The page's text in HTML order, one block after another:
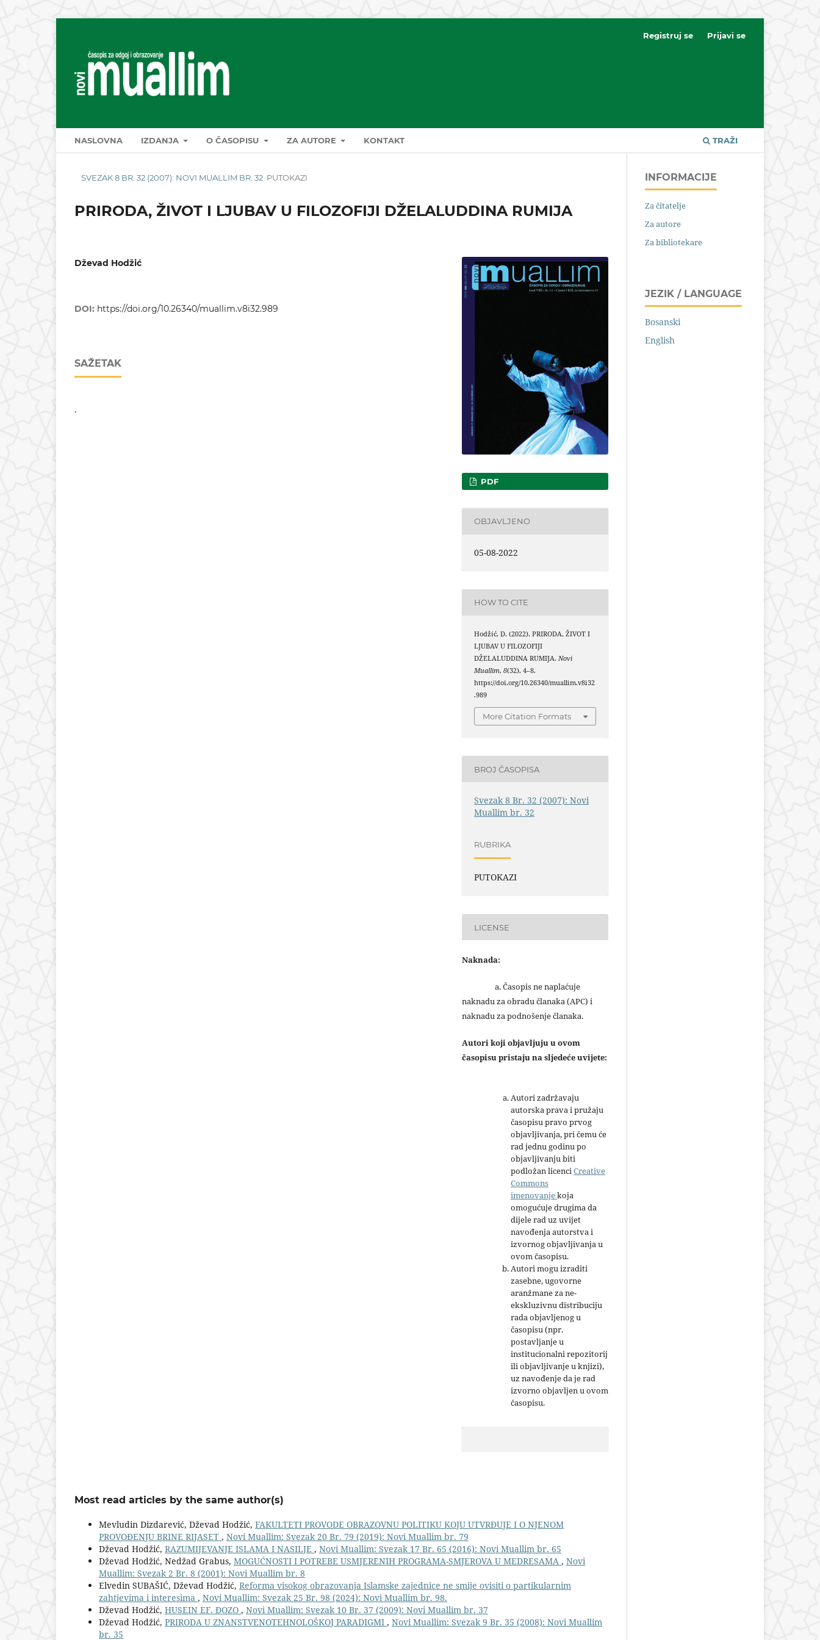
NASLOVNA IZDANJA O ČASOPISU ZA AUTORE KONTAKT TRAŽI
Registruj se Prijavi se
SVEZAK 8 BR. 32 (2007): NOVI MUALLIM BR. 32 PUTOKAZI
PRIRODA, ŽIVOT I LJUBAV U FILOZOFIJI DŽELALUDDINA RUMIJA
Dževad Hodžić
DOI: https://doi.org/10.26340/muallim.v8i32.989
SAŽETAK
.
PDF
OBJAVLJENO
05-08-2022
HOW TO CITE
Hodžić, D. (2022). PRIRODA, ŽIVOT I
LJUBAV U FILOZOFIJI
DŽELALUDDINA RUMIJA. Novi
Muallim,8(32), 4–8.
https://doi.org/10.26340/muallim.v8i32
.989
More Citation Formats
BROJ ČASOPISA
Svezak 8 Br. 32 (2007): Novi
Muallim br. 32
RUBRIKA
PUTOKAZI
LICENSE
Naknada:
a. Časopis ne naplaćuje
naknadu za obradu članaka (APC) i
naknadu za podnošenje članaka.
Autori koji objavljuju u ovom
časopisu pristaju na sljedeće uvijete:
Autori zadržavaju
autorska prava i pružaju
časopisu pravo prvog
objavljivanja, pri čemu će
rad jednu godinu po
objavljivanju biti
podložan licenciCreative
Commons
imenovanjekoja
omogućuje drugima da
dijele rad uz uvijet
navođenja autorstva i
izvornog objavljivanja u
ovom časopisu.
Autori mogu izraditi
zasebne, ugovorne
aranžmane za ne-
ekskluzivnu distribuciju
rada objavljenog u
časopisu (npr.
postavljanje u
institucionalni repozitorij
ili objavljivanje u knjizi),
uz navođenje da je rad
izvorno objavljen u ovom
časopisu.
Most read articles by the same author(s)
Mevludin Dizdarević, Dževad Hodžić, FAKULTETI PROVODE OBRAZOVNU POLITIKU KOJU UTVRĐUJE I O NJENOM
PROVOĐENJU BRINE RIJASET , Novi Muallim: Svezak 20 Br. 79 (2019): Novi Muallim br. 79
Dževad Hodžić, RAZUMIJEVANJE ISLAMA I NASILJE , Novi Muallim: Svezak 17 Br. 65 (2016): Novi Muallim br. 65
Dževad Hodžić, Nedžad Grabus, MOGUĆNOSTI I POTREBE USMJERENIH PROGRAMA-SMJEROVA U MEDRESAMA , Novi
Muallim: Svezak 2 Br. 8 (2001): Novi Muallim br. 8
Elvedin SUBAŠIĆ, Dževad Hodžić, Reforma visokog obrazovanja Islamske zajednice ne smije ovisiti o partikularnim
zahtjevima i interesima , Novi Muallim: Svezak 25 Br. 98 (2024): Novi Muallim br. 98.
Dževad Hodžić, HUSEIN EF. ĐOZO , Novi Muallim: Svezak 10 Br. 37 (2009): Novi Muallim br. 37
Dževad Hodžić, PRIRODA U ZNANSTVENOTEHNOLOŠKOJ PARADIGMI , Novi Muallim: Svezak 9 Br. 35 (2008): Novi Muallim
br. 35
INFORMACIJE
Za čitatelje
Za autore
Za bibliotekare
JEZIK / LANGUAGE
Bosanski
English